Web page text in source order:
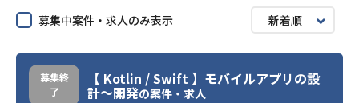
募集中案件・求人のみ表示 新着順
募集終
了
【 Kotlin / Swift 】モバイルアプリの設
計～開発の案件・求人